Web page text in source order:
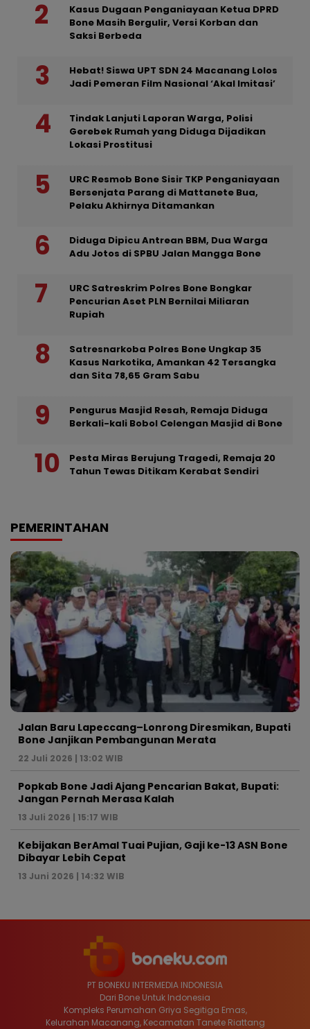
Kasus Dugaan Penganiayaan Ketua DPRD
Bone Masih Bergulir, Versi Korban dan
Saksi Berbeda
Hebat! Siswa UPT SDN 24 Macanang Lolos
Jadi Pemeran Film Nasional ‘Akal Imitasi’
Tindak Lanjuti Laporan Warga, Polisi
Gerebek Rumah yang Diduga Dijadikan
Lokasi Prostitusi
URC Resmob Bone Sisir TKP Penganiayaan
Bersenjata Parang di Mattanete Bua,
Pelaku Akhirnya Ditamankan
Diduga Dipicu Antrean BBM, Dua Warga
Adu Jotos di SPBU Jalan Mangga Bone
URC Satreskrim Polres Bone Bongkar
Pencurian Aset PLN Bernilai Miliaran
Rupiah
Satresnarkoba Polres Bone Ungkap 35
Kasus Narkotika, Amankan 42 Tersangka
dan Sita 78,65 Gram Sabu
Pengurus Masjid Resah, Remaja Diduga
Berkali-kali Bobol Celengan Masjid di Bone
Pesta Miras Berujung Tragedi, Remaja 20
Tahun Tewas Ditikam Kerabat Sendiri
PEMERINTAHAN
Jalan Baru Lapeccang–Lonrong Diresmikan, Bupati
Bone Janjikan Pembangunan Merata
22 Juli 2026 | 13:02 WIB
Popkab Bone Jadi Ajang Pencarian Bakat, Bupati:
Jangan Pernah Merasa Kalah
13 Juli 2026 | 15:17 WIB
Kebijakan BerAmal Tuai Pujian, Gaji ke-13 ASN Bone
Dibayar Lebih Cepat
13 Juni 2026 | 14:32 WIB
PT BONEKU INTERMEDIA INDONESIA
Dari Bone Untuk Indonesia
Kompleks Perumahan Griya Segitiga Emas,
Kelurahan Macanang, Kecamatan Tanete Riattang